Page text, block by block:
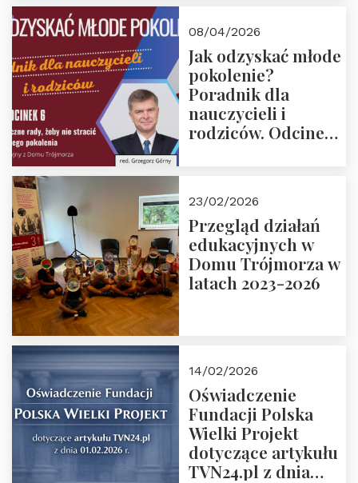
08/04/2026
Jak odzyskać młode
pokolenie?
Poradnik dla
nauczycieli i
rodziców. Odcinek
Rozmawiają red.
Grzegorz Górny i
prof. Michał
Łuczewski
23/02/2026
Przegląd działań
edukacyjnych w
Domu Trójmorza w
latach 2023-2026
14/02/2026
Oświadczenie
Fundacji Polska
Wielki Projekt
dotyczące artykułu
TVN24.pl z dnia